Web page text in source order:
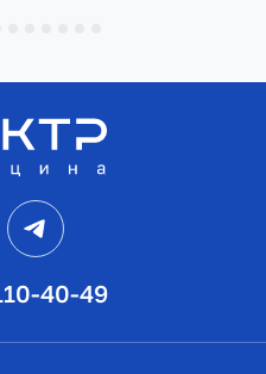
40-49
VK